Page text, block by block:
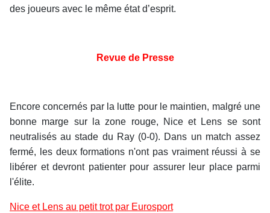
des joueurs avec le même état d’esprit.
Revue de Presse
Encore concernés par la lutte pour le maintien, malgré une
bonne marge sur la zone rouge, Nice et Lens se sont
neutralisés au stade du Ray (0-0). Dans un match assez
fermé, les deux formations n'ont pas vraiment réussi à se
libérer et devront patienter pour assurer leur place parmi
l'élite.
Nice et Lens au petit trot par Eurosport